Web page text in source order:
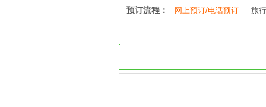
预订流程： 网上预订/电话预订 旅